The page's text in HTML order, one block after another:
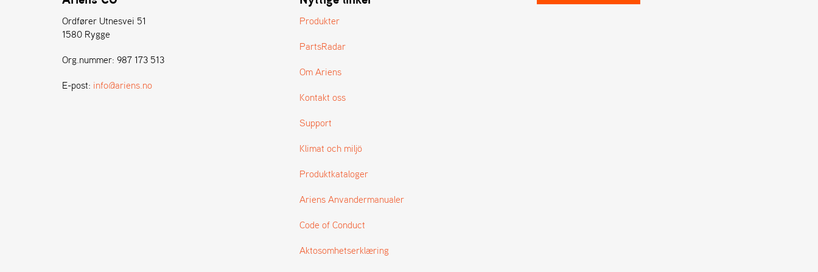
Ordfører Utnesvei 51
1580 Rygge
Org.nummer: 987 173 513
E-post: info@ariens.no
Produkter
PartsRadar
Om Ariens
Kontakt oss
Support
Klimat och miljö
Produktkataloger
Ariens Anvandermanualer
Code of Conduct
Aktosomhetserklæring